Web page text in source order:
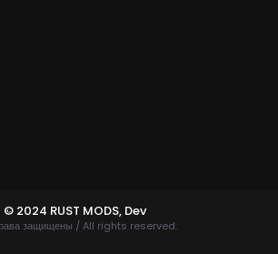
© 2024 RUST MODS, Dev
защищены / All rights reserved.